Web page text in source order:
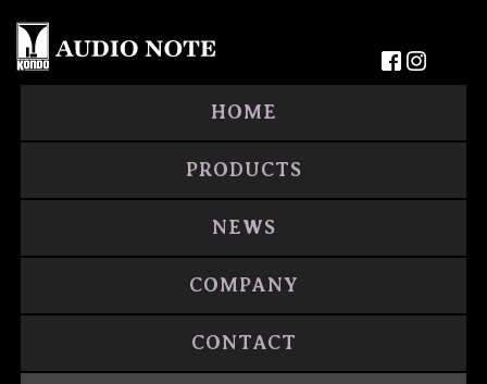
HOME
PRODUCTS
NEWS
COMPANY
CONTACT